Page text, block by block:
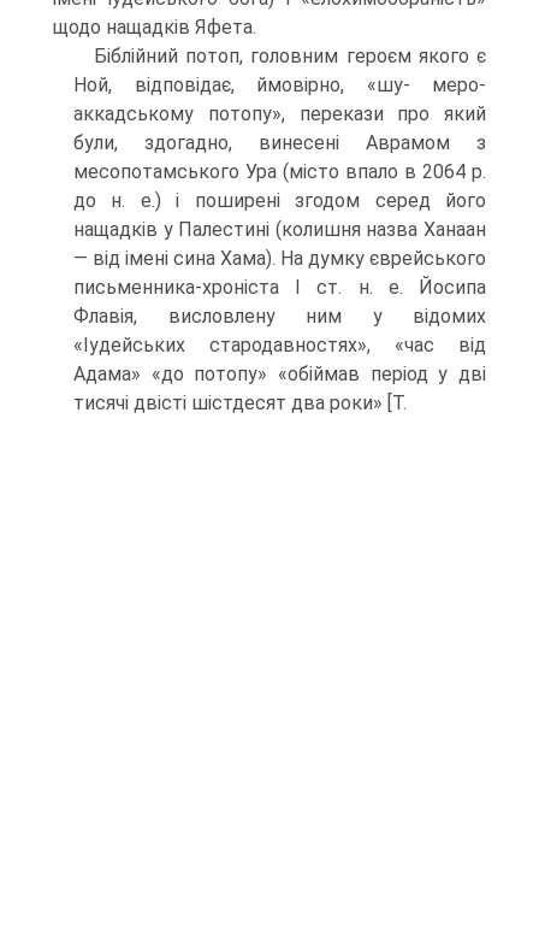
щодо нащадків Яфета.
Біблійний потоп, головним героєм якого є
Ной, відповідає, ймовірно, «шу- меро-
аккадському потопу», перекази про який
були, здогадно, винесені Аврамом з
месопотамського Ура (місто впало в 2064 р.
до н. е.) і поширені згодом серед його
нащадків у Палестині (колишня назва Ханаан
— від імені сина Хама). На думку єв­рейського
письменника-хроніста I ст. н. е. Йосипа
Флавія, висловлену ним у відо­мих
«Іудейських стародавностях», «час від
Адама» «до потопу» «обіймав період у дві
тисячі двісті шістдесят два роки» [Т.